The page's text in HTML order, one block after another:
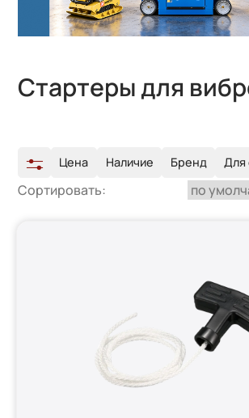
Стартеры для
Цена Наличие Бренд Для
Сортировать: